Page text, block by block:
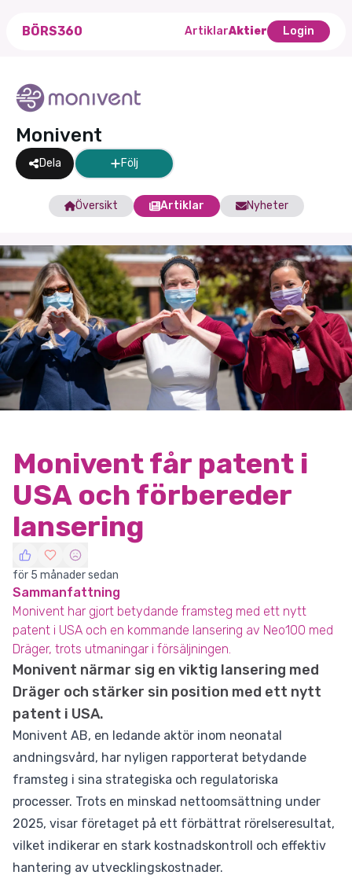
BÖRS360 ArtiklarAktier Login
Monivent
Dela Följ
Översikt Artiklar Nyheter
Monivent får patent i
USA och förbereder
lansering
för 5 månader sedan
Sammanfattning
Monivent har gjort betydande framsteg med ett nytt
patent i USA och en kommande lansering av Neo100 med
Dräger, trots utmaningar i försäljningen.
Monivent närmar sig en viktig lansering med
Dräger och stärker sin position med ett nytt
patent i USA.
Monivent AB, en ledande aktör inom neonatal
andningsvård, har nyligen rapporterat betydande
framsteg i sina strategiska och regulatoriska
processer. Trots en minskad nettoomsättning under
2025, visar företaget på ett förbättrat rörelseresultat,
vilket indikerar en stark kostnadskontroll och effektiv
hantering av utvecklingskostnader.